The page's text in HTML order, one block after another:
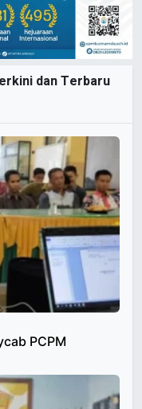
dan Terbaru
PCPM